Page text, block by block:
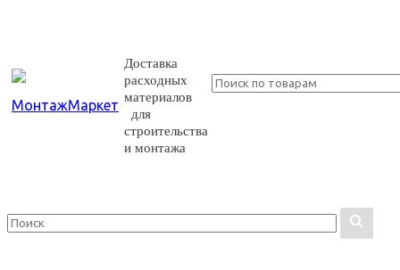
Доставка
расходных
материалов
для
строительства
и монтажа